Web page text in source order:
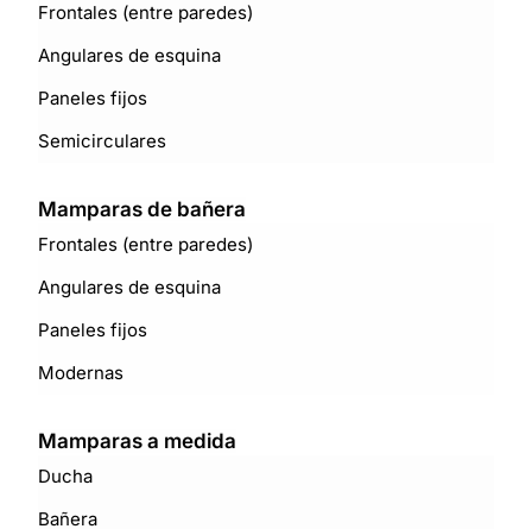
Frontales (entre paredes)
Angulares de esquina
Paneles fijos
Semicirculares
Mamparas de bañera
Frontales (entre paredes)
Angulares de esquina
Paneles fijos
Modernas
Mamparas a medida
Ducha
Bañera